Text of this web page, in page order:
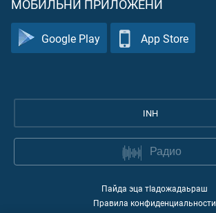
МОБИЛЬНИ ПРИЛОЖЕНИ
Google Play App Store
INH
Радио
Пайда эца тIадожадаьраш
Правила конфиденциальности